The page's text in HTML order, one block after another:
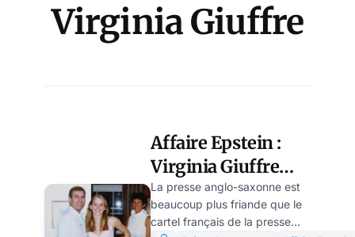
Virginia Giuffre
Affaire Epstein :
Virginia Giuffre
aurait touché
15.000$ pour une
La presse anglo-saxonne est
beaucoup plus friande que le
cartel français de la presse